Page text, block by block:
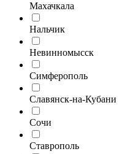
Махачкала
Нальчик
Невинномысск
Симферополь
Славянск-на-Кубани
Сочи
Ставрополь